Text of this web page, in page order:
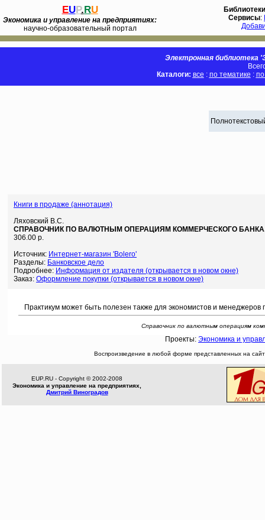
EUP.RU
Экономика и управление на предприятиях:
научно-образовательный портал
Библиотеки
Сервисы:
Электронная библиотека
Каталоги: все : по тематике :
Книги в продаже (аннотация)
Ляховский В.С.
СПРАВОЧНИК ПО ВАЛЮТНЫМ ОПЕРАЦИЯМ КОММЕРЧЕСКОГО
306.00 р.
Источник: Интернет-магазин 'Bolero'
Разделы: Банковское дело
Подробнее: Информация от издателя (открывается в новом окне)
Заказ: Оформление покупки (открывается в новом окне)
Практикум может быть полезен также для экономистов и менеджеров
Справочник по валютным операциям
Проекты: Экономика и
Воспроизведение в любой форме представленных на
EUP.RU - Copyright © 2002-2008
Экономика и управление на предприятиях,
Дмитрий Виноградов